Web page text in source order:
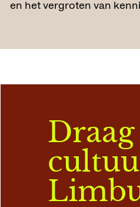
en het vergroten van